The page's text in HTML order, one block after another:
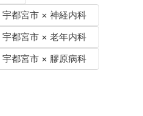
宇都宮市 × 神経内科
宇都宮市 × 老年内科
宇都宮市 × 膠原病科